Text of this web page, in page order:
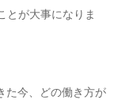
とが大事になりま
た今、どの働き方が